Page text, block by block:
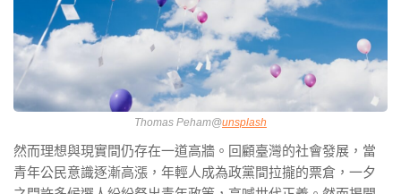
Thomas Peham@unsplash
然而理想與現實間仍存在一道高牆。回顧臺灣的社會發展，當
青年公民意識逐漸高漲，年輕人成為政黨間拉攏的票倉，一夕